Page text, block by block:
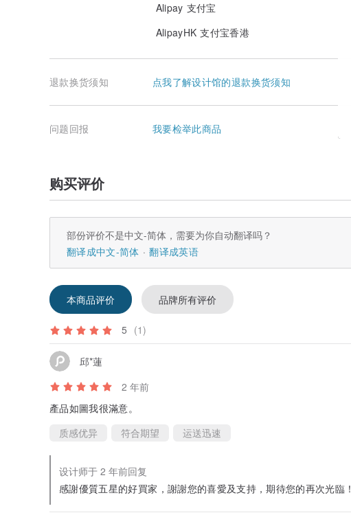
Alipay 支付宝
AlipayHK 支付宝香港
退款换货须知 点我了解设计馆的退款换货须知
问题回报 我要检举此商品
购买评价
部份评价不是中文-简体，需要为你自动翻译吗？
翻译成中文-简体
翻译成英语
本商品评价 品牌所有评价
5 (1)
邱*蓮
2 年前
產品如圖我很滿意。
质感优异
符合期望 运送迅速
设计师于 2 年前回复
感謝優質五星的好買家，謝謝您的喜愛及支持，期待您的再次光臨！